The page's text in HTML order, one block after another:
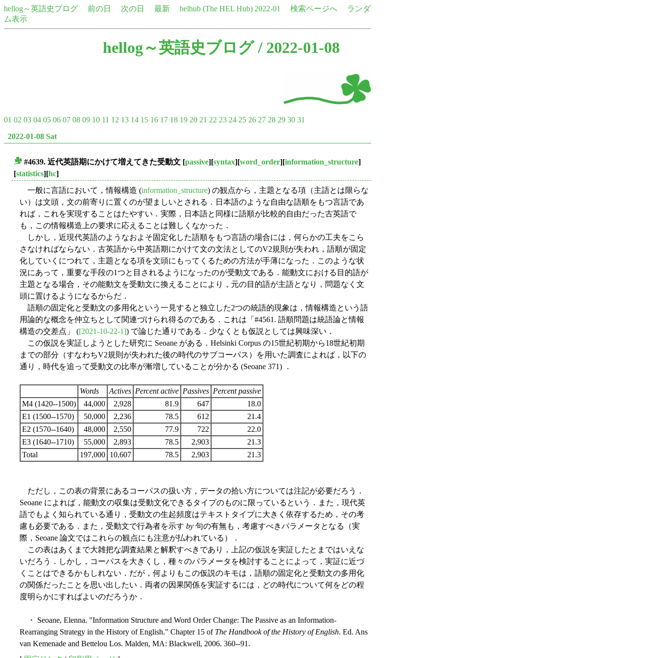
hellog～英語史ブログ 前の日 次の日 最新 helhub (The HEL Hub) 2022-01 検索ページへ
ランダ
ム表示
hellog～英語史ブログ/ 2022-01-08
01 02 03 04 05 06 07 08 09 10 11 12 13 14 15 16 17 18 19 20 21 22 23 24 25 26 27 28 29 30 31
2022-01-08 Sat
#4639. 近代英語期にかけて増えてきた受動文 [passive][syntax][word_order][information_structure]
[statistics][hc]
一般に言語において，情報構造 (information_structure) の観点から，主題となる項（主語とは限らな
い）は文頭，文の前寄りに置くのが望ましいとされる．日本語のような自由な語順をもつ言語であ
れば，これを実現することはたやすい．実際，日本語と同様に語順が比較的自由だった古英語で
も，この情報構造上の要求に応えることは難しくなかった．
しかし，近現代英語のようなおよそ固定化した語順をもつ言語の場合には，何らかの工夫をこら
さなければならない．古英語から中英語期にかけて文の文法としてのV2規則が失われ，語順が固定
化していくにつれて，主題となる項を文頭にもってくるための方法が手薄になった．このような状
況にあって，重要な手段の1つと目されるようになったのが受動文である．能動文における目的語が
主題となる場合，その能動文を受動文に換えることにより，元の目的語が主語となり，問題なく文
頭に置けるようになるからだ．
語順の固定化と受動文の多用化という一見すると独立した2つの統語的現象は，情報構造という語
用論的な概念を仲立ちとして関連づけられ得るのである．これは「#4561. 語順問題は統語論と情報
構造の交差点」 ([2021-10-22-1]) で論じた通りである．少なくとも仮説としては興味深い．
この仮説を実証しようとした研究に Seoane がある．Helsinki Corpus の15世紀初期から18世紀初期
までの部分（すなわちV2規則が失われた後の時代のサブコーパス）を用いた調査によれば，以下の
通り，時代を追って受動文の比率が漸増していることが分かる (Seoane 371) ．
Words Actives Percent active Passives Percent passive
M4 (1420--1500)
44,000 2,928 81.9 647
18.0
E1 (1500--1570)
50,000 2,236 78.5 612
21.4
E2 (1570--1640)
48,000 2,550 77.9 722
22.0
E3 (1640--1710)
55,000 2,893 78.5 2,903
21.3
Total
197,000 10,607 78.5 2,903 21.3
ただし，この表の背景にあるコーパスの扱い方，データの拾い方については注記が必要だろう．
Seoane によれば，能動文の収集は受動文化できるタイプのものに限っているという．また，現代英
語でもよく知られている通り，受動文の生起頻度はテキストタイプに大きく依存するため，その考
慮も必要である．また，受動文で行為者を示す by 句の有無も，考慮すべきパラメータとなる（実
際，Seoane 論文ではこれらの観点にも注意が払われている）．
この表はあくまで大雑把な調査結果と解釈すべきであり，上記の仮説を実証したとまではいえな
いだろう．しかし，コーパスを大きくし，種々のパラメータを検討することによって，実証に近づ
くことはできるかもしれない．だが，何よりもこの仮説のキモは，語順の固定化と受動文の多用化
の関係だったことを思い出したい．両者の因果関係を実証するには，どの時代について何をどの程
度明らかにすればよいのだろうか．
・ Seoane, Elenna. "Information Structure and Word Order Change: The Passive as an Information-
Rearranging Strategy in the History of English." Chapter 15 of The Handbook of the History of English. Ed. Ans
van Kemenade and Bettelou Los. Malden, MA: Blackwell, 2006. 360--91.